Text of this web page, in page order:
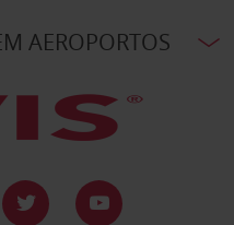
AEROPORTOS